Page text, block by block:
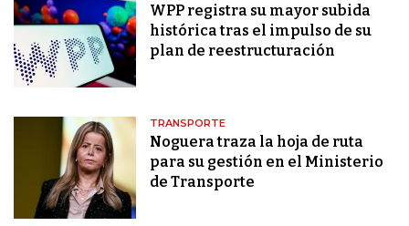
WPP registra su mayor subida
histórica tras el impulso de su
plan de reestructuración
TRANSPORTE
Noguera traza la hoja de ruta
para su gestión en el Ministerio
de Transporte